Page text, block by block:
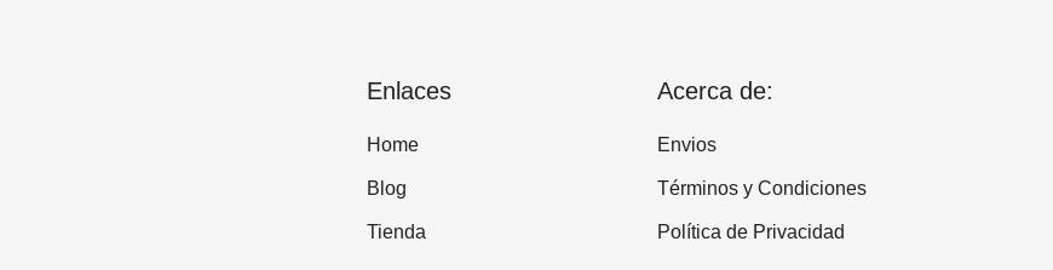
Enlaces
Home
Blog
Tienda
Acerca de:
Envios
Términos y Condiciones
Política de Privacidad